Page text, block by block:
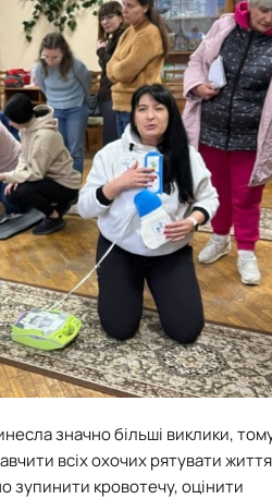
значно більші виклики,
всіх охочих рятувати життя
зупинити кровотечу, оцінити